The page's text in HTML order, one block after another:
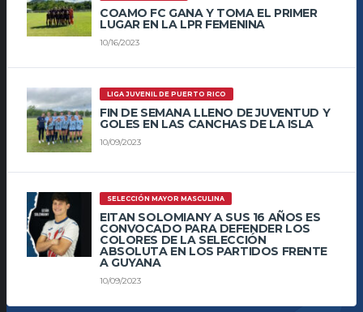
COAMO FC GANA Y TOMA EL PRIMER
LUGAR EN LA LPR FEMENINA
10/16/2023
LIGA JUVENIL DE PUERTO RICO
FIN DE SEMANA LLENO DE JUVENTUD Y
GOLES EN LAS CANCHAS DE LA ISLA
10/09/2023
SELECCIÓN MAYOR MASCULINA
EITAN SOLOMIANY A SUS 16 AÑOS ES
CONVOCADO PARA DEFENDER LOS
COLORES DE LA SELECCIÓN
ABSOLUTA EN LOS PARTIDOS FRENTE
A GUYANA
10/09/2023